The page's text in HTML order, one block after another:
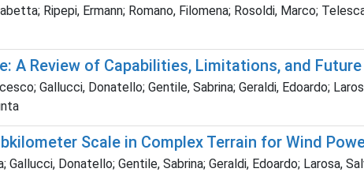
Ripepi, Ermann; Romano, Filomena; Rosoldi, Marco;
A Review of Capabilities, Limitations, and
Gallucci, Donatello; Gentile, Sabrina; Geraldi, Edoardo;
Scale in Complex Terrain for Wind
Donatello; Gentile, Sabrina; Geraldi, Edoardo; Larosa,